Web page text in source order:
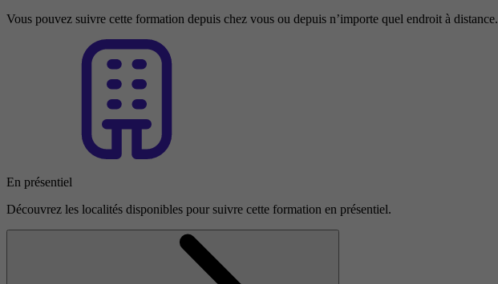
Vous pouvez suivre cette formation depuis chez vous ou depuis n’importe quel endroit à distance.
En présentiel
Découvrez les localités disponibles pour suivre cette formation en présentiel.